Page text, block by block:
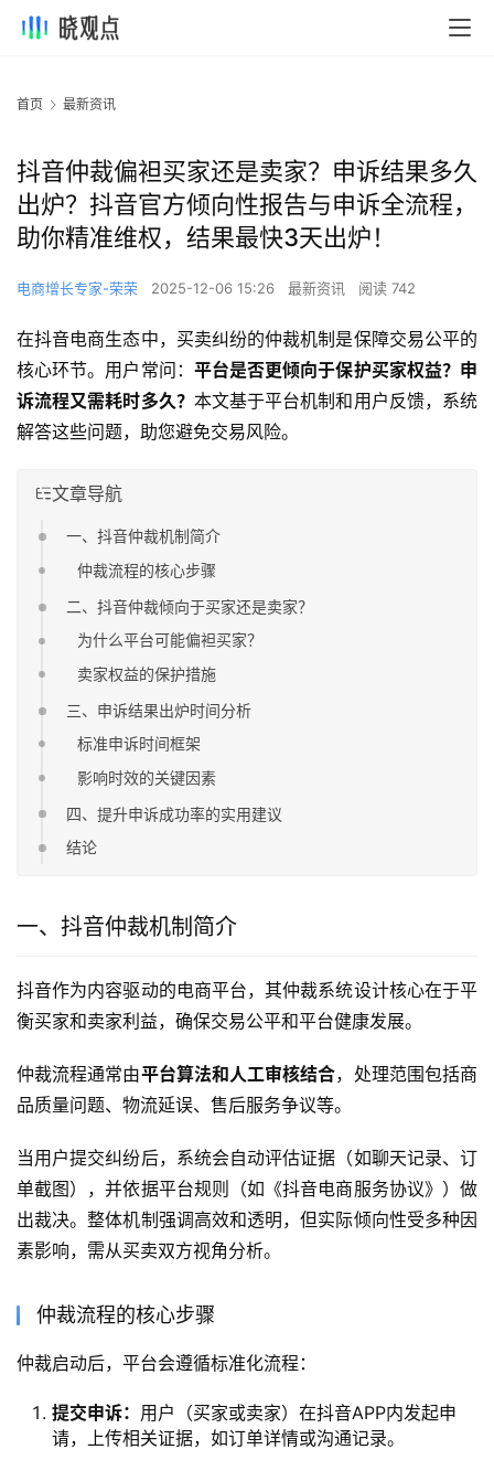
首页 最新资讯
抖音仲裁偏袒买家还是卖家？申诉结果多久
出炉？抖音官方倾向性报告与申诉全流程，
助你精准维权，结果最快3天出炉！
电商增长专家-荣荣 2025-12-06 15:26 最新资讯 阅读 742
在抖音电商生态中，买卖纠纷的仲裁机制是保障交易公平的
核心环节。用户常问： 平台是否更倾向于保护买家权益？申
诉流程又需耗时多久？ 本文基于平台机制和用户反馈，系统
解答这些问题，助您避免交易风险。
文章导航
一、抖音仲裁机制简介
仲裁流程的核心步骤
二、抖音仲裁倾向于买家还是卖家？
为什么平台可能偏袒买家？
卖家权益的保护措施
三、申诉结果出炉时间分析
标准申诉时间框架
影响时效的关键因素
四、提升申诉成功率的实用建议
结论
一、抖音仲裁机制简介
抖音作为内容驱动的电商平台，其仲裁系统设计核心在于平
衡买家和卖家利益，确保交易公平和平台健康发展。
仲裁流程通常由平台算法和人工审核结合，处理范围包括商
品质量问题、物流延误、售后服务争议等。
当用户提交纠纷后，系统会自动评估证据（如聊天记录、订
单截图），并依据平台规则（如《抖音电商服务协议》）做
出裁决。整体机制强调高效和透明，但实际倾向性受多种因
素影响，需从买卖双方视角分析。
仲裁流程的核心步骤
仲裁启动后，平台会遵循标准化流程：
提交申诉： 用户（买家或卖家）在抖音APP内发起申
请，上传相关证据，如订单详情或沟通记录。